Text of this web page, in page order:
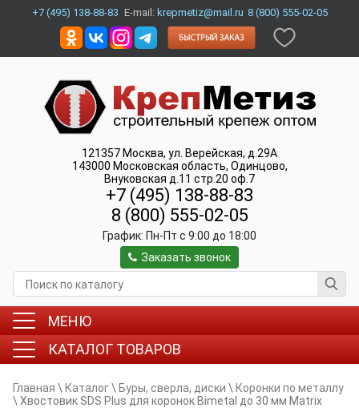
+7 (495) 138-88-83 E-mail: krepmetiz@mail.ru 8 (800) 555-02-05
121357 Москва, ул. Верейская, д.29А
143000 Московская область, Одинцово,
Внуковская д.11 стр.20 оф.7
+7 (495) 138-88-83
8 (800) 555-02-05
График: Пн-Пт c 9:00 до 18:00
Заказать звонок
МЕНЮ
КАТАЛОГ ТОВАРОВ
Главная \ Каталог\ Буры, сверла, диски \ Коронки по металлу
\ Хвостовик SDS Plus для коронок Bimetal до 30 мм Matrix